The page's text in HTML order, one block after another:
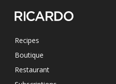
Recipes
Boutique
Restaurant